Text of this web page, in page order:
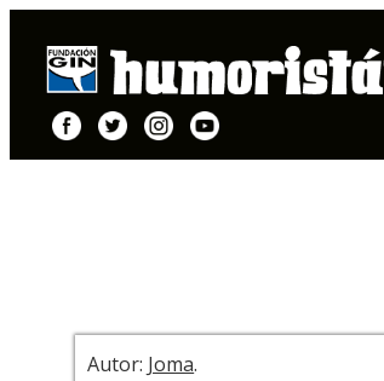
+ INFO
Autor: Joma.